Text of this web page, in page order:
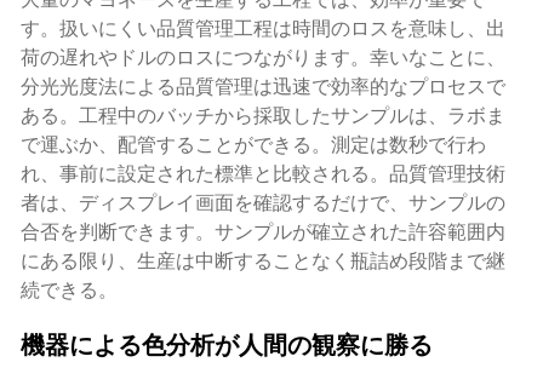
す。扱いにくい品質管理工程は時間のロスを意味し、出
荷の遅れやドルのロスにつながります。幸いなことに、
分光光度法による品質管理は迅速で効率的なプロセスで
ある。工程中のバッチから採取したサンプルは、ラボま
で運ぶか、配管することができる。測定は数秒で行わ
れ、事前に設定された標準と比較される。品質管理技術
者は、ディスプレイ画面を確認するだけで、サンプルの
合否を判断できます。サンプルが確立された許容範囲内
にある限り、生産は中断することなく瓶詰め段階まで継
続できる。
機器による色分析が人間の観察に勝る